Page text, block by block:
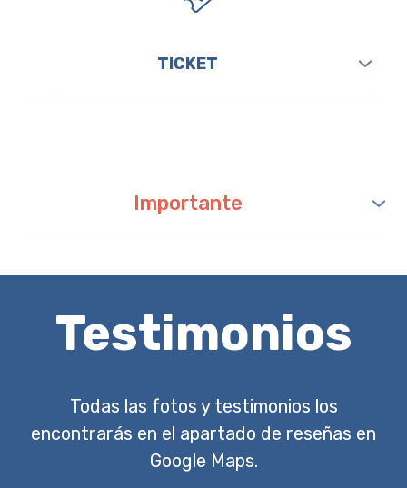
TICKET
Vuelos Ida y Vuelta: Madrid - Amsterdam -
Importante
· Necesario pasaporte en vigor con validez mínima de
· Servicios no indicados en programa ·
Testimonios
Todas las fotos y testimonios los
encontrarás en el apartado de reseñas en
Google Maps.